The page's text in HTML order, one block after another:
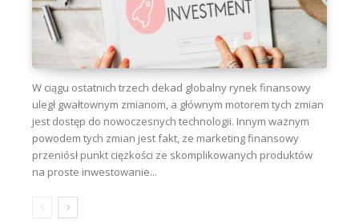
W ciągu ostatnich trzech dekad globalny rynek finansowy
uległ gwałtownym zmianom, a głównym motorem tych zmian
jest dostęp do nowoczesnych technologii. Innym ważnym
powodem tych zmian jest fakt, że marketing finansowy
przeniósł punkt ciężkości ze skomplikowanych produktów
na proste inwestowanie...